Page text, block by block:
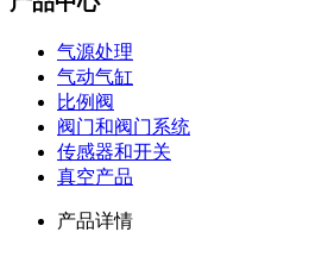
气源处理
气动气缸
比例阀
阀门和阀门系统
传感器和开关
真空产品
产品详情